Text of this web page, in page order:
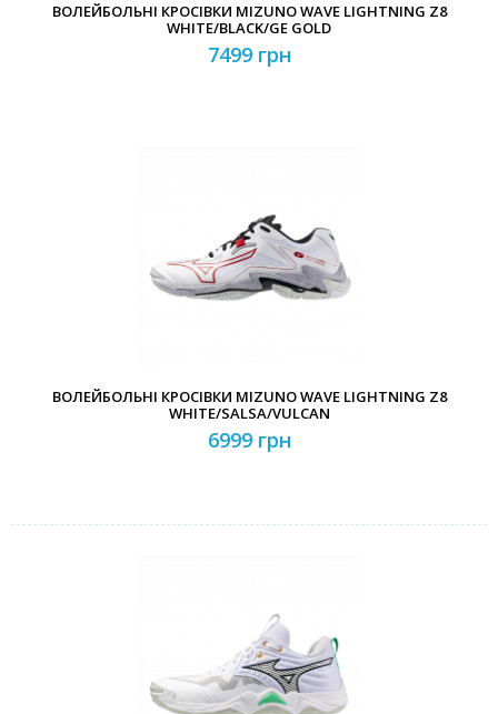
ВОЛЕЙБОЛЬНІ КРОСІВКИ MIZUNO WAVE LIGHTNING Z8
WHITE/BLACK/GE GOLD
7499 грн
ВОЛЕЙБОЛЬНІ КРОСІВКИ MIZUNO WAVE LIGHTNING Z8
WHITE/SALSA/VULCAN
6999 грн